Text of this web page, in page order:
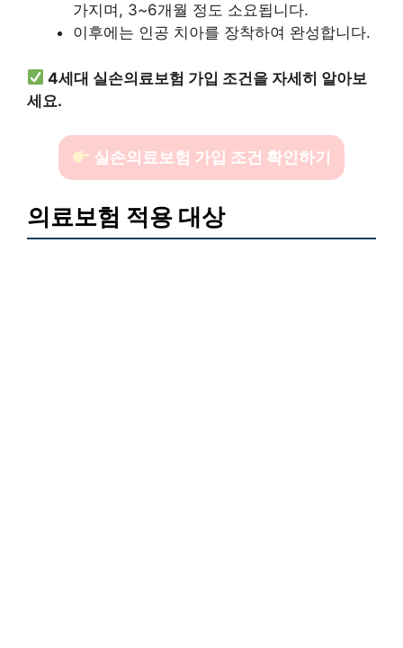
가지며, 3~6개월 정도 소요됩니다.
이후에는 인공 치아를 장착하여 완성합니다.
4세대 실손의료보험 가입 조건을 자세히 알아보
세요.
실손의료보험 가입 조건 확인하기
의료보험 적용 대상